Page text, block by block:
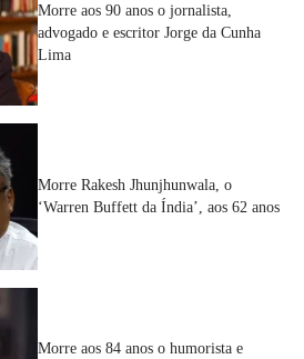
Morre aos 90 anos o jornalista,
advogado e escritor Jorge da Cunha
Lima
Morre Rakesh Jhunjhunwala, o
‘Warren Buffett da Índia’, aos 62 anos
Morre aos 84 anos o humorista e